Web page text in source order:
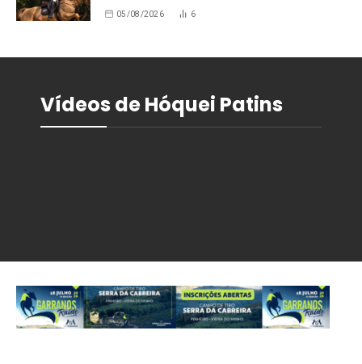
05/08/2026 6
Vídeos de Hóquei Patins